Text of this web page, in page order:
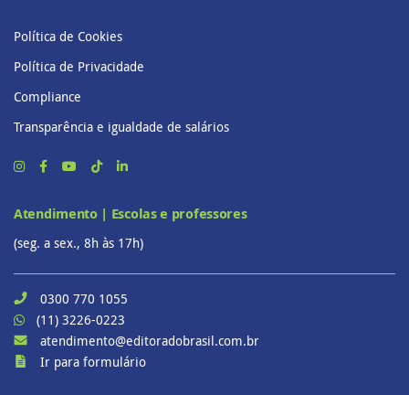
Política de Cookies
Política de Privacidade
Compliance
Transparência e igualdade de salários
Atendimento | Escolas e professores
(seg. a sex., 8h às 17h)
0300 770 1055
(11) 3226-0223
atendimento@editoradobrasil.com.br
Ir para formulário